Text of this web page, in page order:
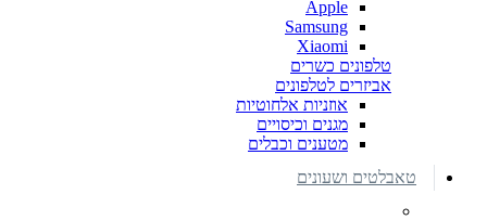
Apple
Samsung
Xiaomi
טלפונים כשרים
אביזרים לטלפונים
אוזניות אלחוטיות
מגנים וכיסויים
מטענים וכבלים
טאבלטים ושעונים